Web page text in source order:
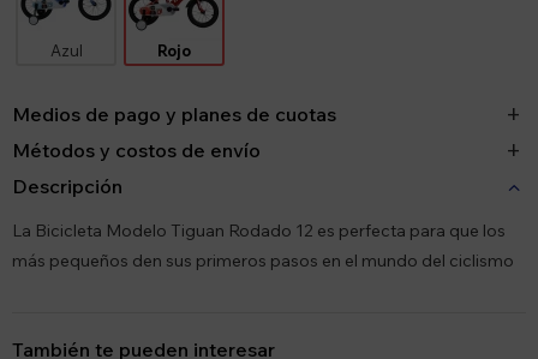
Azul Rojo
Medios de pago y planes de cuotas
Métodos y costos de envío
Descripción
La Bicicleta Modelo Tiguan Rodado 12 es perfecta para que los
más pequeños den sus primeros pasos en el mundo del ciclismo
También te pueden interesar